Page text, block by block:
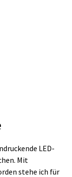
LED-
Mit
stehe ich für